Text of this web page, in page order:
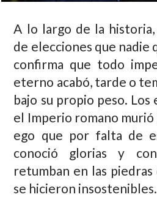
A lo largo de la
de elecciones que nadie
confirma que todo
eterno acabó, tarde o
bajo su propio peso. Los
el Imperio romano murió
ego que por falta de
conoció glorias y
retumban en las
se hicieron insostenibles.